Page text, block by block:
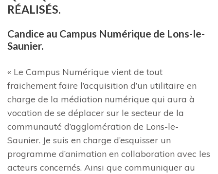
RÉALISÉS.
Candice au Campus Numérique de Lons-le-
Saunier.
« Le Campus Numérique vient de tout
fraichement faire l’acquisition d’un utilitaire en
charge de la médiation numérique qui aura à
vocation de se déplacer sur le secteur de la
communauté d’agglomération de Lons-le-
Saunier. Je suis en charge d’esquisser un
programme d’animation en collaboration avec les
acteurs concernés. Ainsi que communiquer au